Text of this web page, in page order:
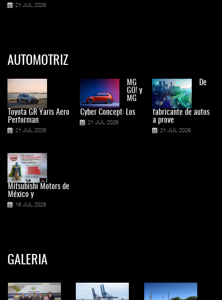
21 JUL 2026
AUTOMOTRIZ
Toyota GR Yaris Aero
Performan
21 JUL 2026
Mitsubishi Motors de
México y
16 JUL 2026
MG
GO! y
MG
Cyber Concept: Los
21 JUL 2026
De
fabricante de autos
a prove
21 JUL 2026
GALERIA